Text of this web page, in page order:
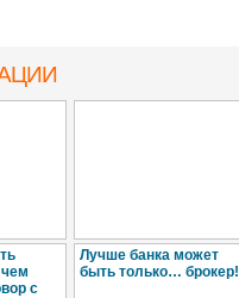
с
Лучше банка может
быть только… брокер!